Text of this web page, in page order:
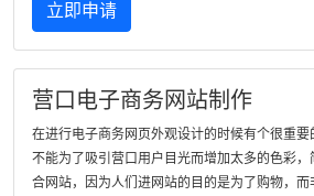
立即申请
营口电子商务网站制作
在进行电子商务网页外观设计的时候有个很重要
不能为了吸引营口用户目光而增加太多的色彩
合网站，因为人们进网站的目的是为了购物，而